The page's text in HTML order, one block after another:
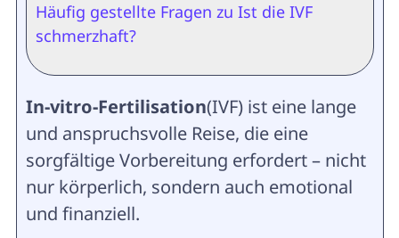
Häufig gestellte Fragen zu Ist die IVF
schmerzhaft?
In-vitro-Fertilisation(IVF) ist eine lange
und anspruchsvolle Reise, die eine
sorgfältige Vorbereitung erfordert – nicht
nur körperlich, sondern auch emotional
und finanziell.